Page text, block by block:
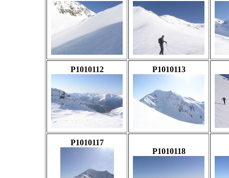
P1010112 P1010113
P1010117
P1010118